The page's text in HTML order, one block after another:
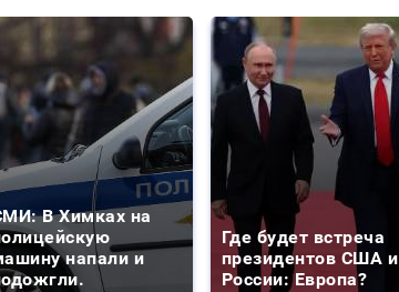
В Химках на
напали и
Где будет встреча
президентов США и
России: Европа?